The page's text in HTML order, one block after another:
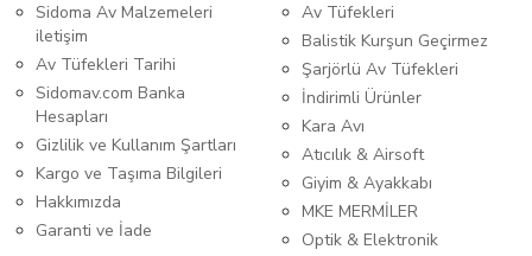
Sidoma Av Malzemeleri
iletişim
Av Tüfekleri Tarihi
Sidomav.com Banka
Hesapları
Gizlilik ve Kullanım Şartları
Kargo ve Taşıma Bilgileri
Hakkımızda
Garanti ve İade
Av Tüfekleri
Balistik Kurşun Geçirmez
Şarjörlü Av Tüfekleri
İndirimli Ürünler
Kara Avı
Atıcılık & Airsoft
Giyim & Ayakkabı
MKE MERMİLER
Optik & Elektronik